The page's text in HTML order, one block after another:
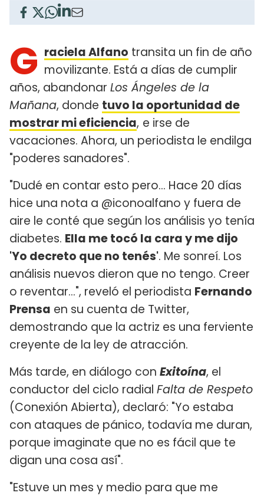
G raciela Alfano transita un fin de año
movilizante. Está a días de cumplir
años, abandonar Los Ángeles de la
Mañana, donde tuvo la oportunidad de
mostrar mi eficiencia, e irse de
vacaciones. Ahora, un periodista le endilga
"poderes sanadores".
"Dudé en contar esto pero... Hace 20 días
hice una nota a @iconoalfano y fuera de
aire le conté que según los análisis yo tenía
diabetes. Ella me tocó la cara y me dijo
'Yo decreto que no tenés'. Me sonreí. Los
análisis nuevos dieron que no tengo. Creer
o reventar...", reveló el periodista Fernando
Prensa en su cuenta de Twitter,
demostrando que la actriz es una ferviente
creyente de la ley de atracción.
Más tarde, en diálogo con Exitoína, el
conductor del ciclo radial Falta de Respeto
(Conexión Abierta), declaró: "Yo estaba
con ataques de pánico, todavía me duran,
porque imaginate que no es fácil que te
digan una cosa así".
"Estuve un mes y medio para que me